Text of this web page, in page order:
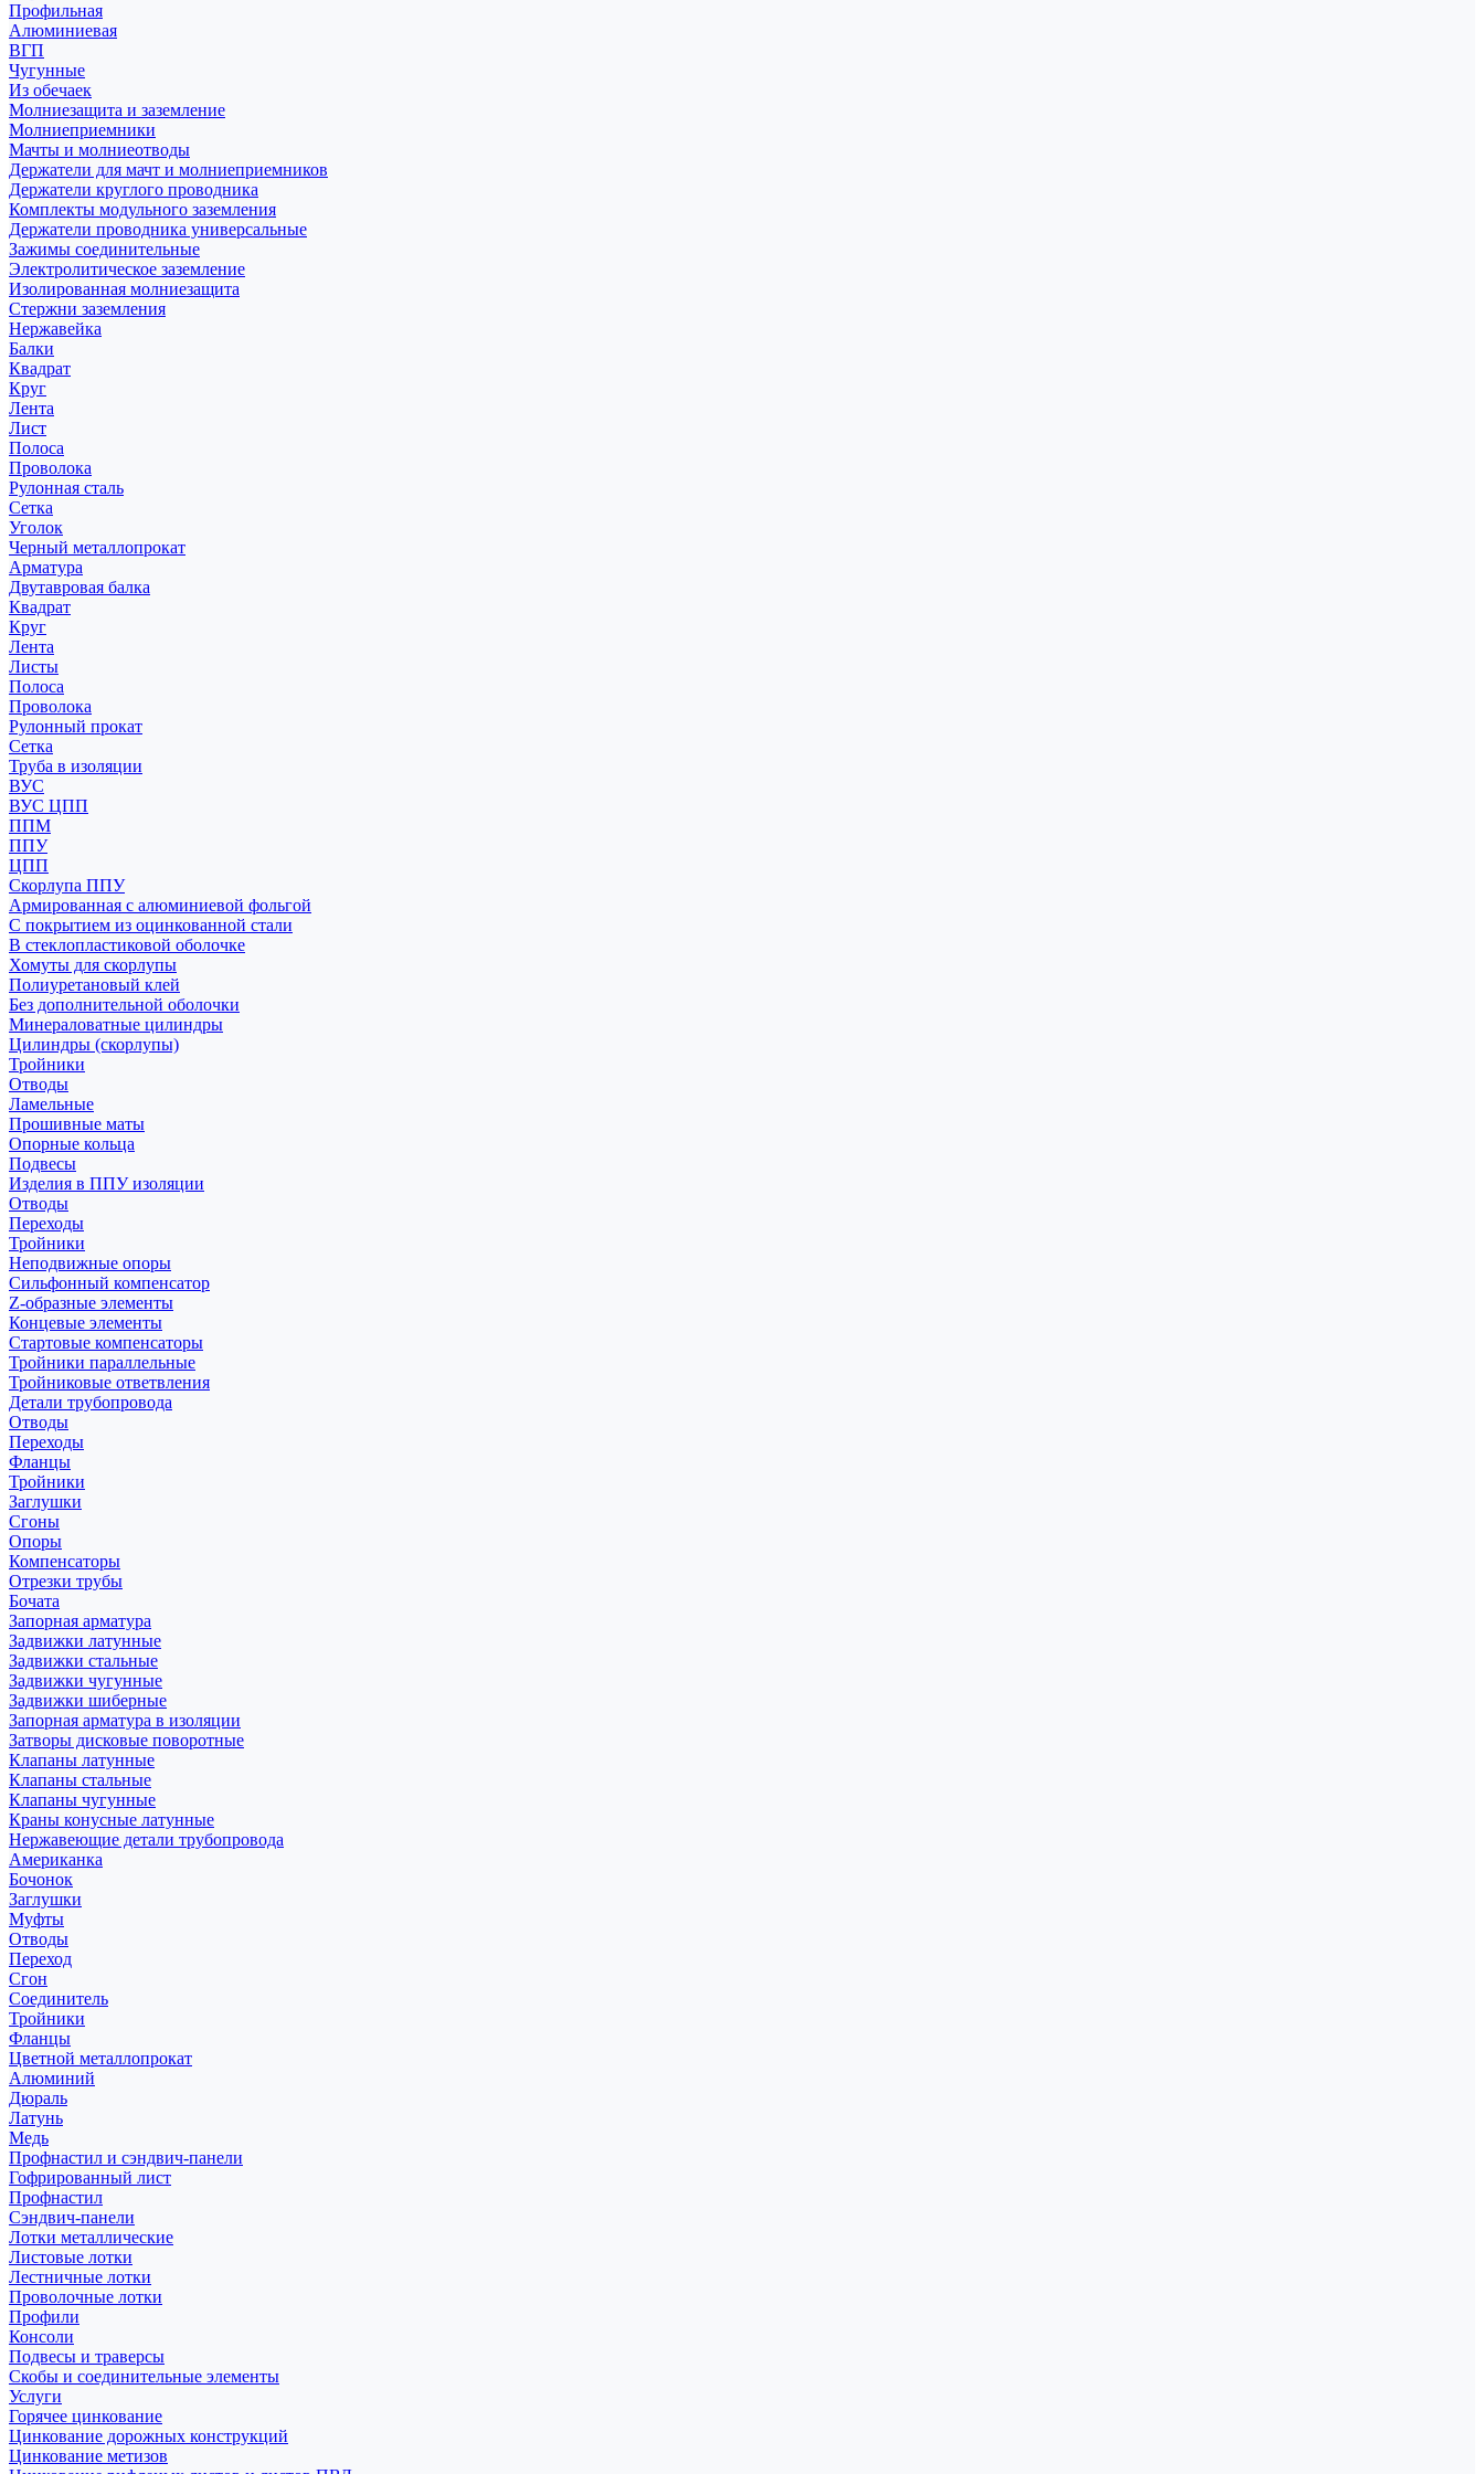
Профильная
Алюминиевая
ВГП
Чугунные
Из обечаек
Молниезащита и заземление
Молниеприемники
Мачты и молниеотводы
Держатели для мачт и молниеприемников
Держатели круглого проводника
Комплекты модульного заземления
Держатели проводника универсальные
Зажимы соединительные
Электролитическое заземление
Изолированная молниезащита
Стержни заземления
Нержавейка
Балки
Квадрат
Круг
Лента
Лист
Полоса
Проволока
Рулонная сталь
Сетка
Уголок
Черный металлопрокат
Арматура
Двутавровая балка
Квадрат
Круг
Лента
Листы
Полоса
Проволока
Рулонный прокат
Сетка
Труба в изоляции
ВУС
ВУС ЦПП
ППМ
ППУ
ЦПП
Скорлупа ППУ
Армированная с алюминиевой фольгой
С покрытием из оцинкованной стали
В стеклопластиковой оболочке
Хомуты для скорлупы
Полиуретановый клей
Без дополнительной оболочки
Минераловатные цилиндры
Цилиндры (скорлупы)
Тройники
Отводы
Ламельные
Прошивные маты
Опорные кольца
Подвесы
Изделия в ППУ изоляции
Отводы
Переходы
Тройники
Неподвижные опоры
Cильфонный компенсатор
Z-образные элементы
Концевые элементы
Стартовые компенсаторы
Тройники параллельные
Тройниковые ответвления
Детали трубопровода
Отводы
Переходы
Фланцы
Тройники
Заглушки
Сгоны
Опоры
Компенсаторы
Отрезки трубы
Бочата
Запорная арматура
Задвижки латунные
Задвижки стальные
Задвижки чугунные
Задвижки шиберные
Запорная арматура в изоляции
Затворы дисковые поворотные
Клапаны латунные
Клапаны стальные
Клапаны чугунные
Краны конусные латунные
Нержавеющие детали трубопровода
Американка
Бочонок
Заглушки
Муфты
Отводы
Переход
Сгон
Соединитель
Тройники
Фланцы
Цветной металлопрокат
Алюминий
Дюраль
Латунь
Медь
Профнастил и сэндвич-панели
Гофрированный лист
Профнастил
Сэндвич-панели
Лотки металлические
Листовые лотки
Лестничные лотки
Проволочные лотки
Профили
Консоли
Подвесы и траверсы
Скобы и соединительные элементы
Услуги
Горячее цинкование
Цинкование дорожных конструкций
Цинкование метизов